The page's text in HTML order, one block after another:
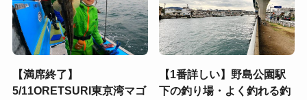
【満席終了】
5/11ORETSURI東京湾マゴ
【1番詳しい】野島公園駅
下の釣り場・よく釣れる釣